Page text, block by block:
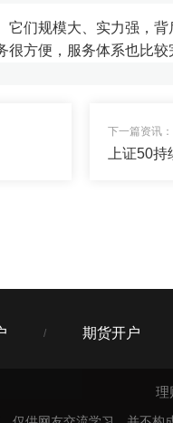
它们规模大、实力强，
很方便，服务体系也比
问可以拉我下吗？
下一篇资讯：
上证50
/ 期货开户
理